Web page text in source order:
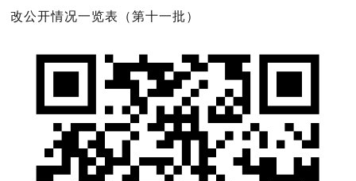
改公开情况一览表（第十一批）